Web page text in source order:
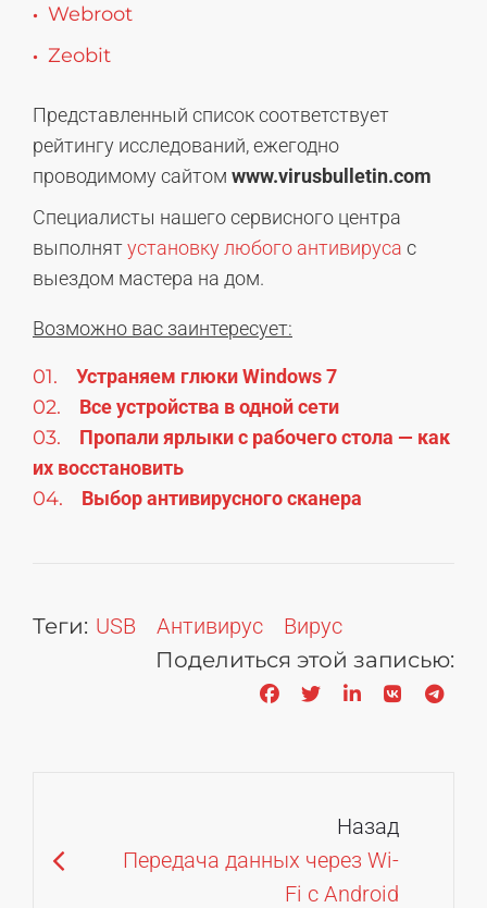
Webroot
Zeobit
Представленный список соответствует
рейтингу исследований, ежегодно
проводимому сайтом www.virusbulletin.com
Специалисты нашего сервисного центра
выполнятустановку любого антивируса с
выездом мастера на дом.
Возможно вас заинтересует:
Устраняем глюки Windows 7
Все устройства в одной сети
Пропали ярлыки с рабочего стола — как
их восстановить
Выбор антивирусного сканера
Теги: USB Антивирус
Вирус
Поделиться этой записью:
Facebook
TwitterLinkedIn
VK
записям
Назад
Передача данных через Wi-
Fi c Android